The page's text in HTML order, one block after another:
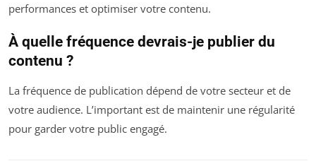
performances et optimiser votre contenu.
À quelle fréquence devrais-je publier du
contenu ?
La fréquence de publication dépend de votre secteur et de
votre audience. L’important est de maintenir une régularité
pour garder votre public engagé.